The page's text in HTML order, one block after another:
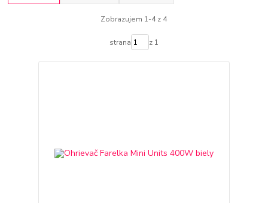
Zobrazujem 1-4 z 4
strana z 1